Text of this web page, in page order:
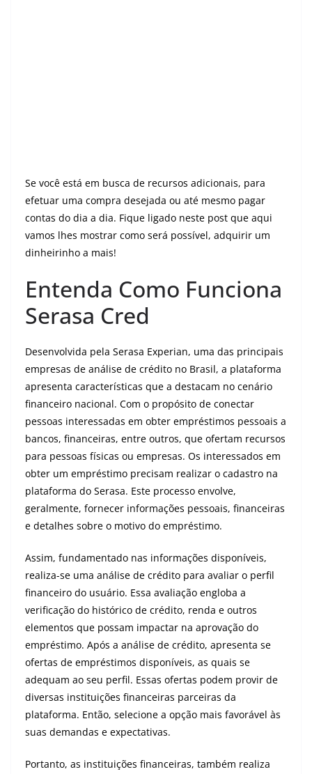
Se você está em busca de recursos adicionais, para
efetuar uma compra desejada ou até mesmo pagar
contas do dia a dia. Fique ligado neste post que aqui
vamos lhes mostrar como será possível, adquirir um
dinheirinho a mais!
Entenda Como Funciona
Serasa Cred
Desenvolvida pela Serasa Experian, uma das principais
empresas de análise de crédito no Brasil, a plataforma
apresenta características que a destacam no cenário
financeiro nacional. Com o propósito de conectar
pessoas interessadas em obter empréstimos pessoais a
bancos, financeiras, entre outros, que ofertam recursos
para pessoas físicas ou empresas. Os interessados em
obter um empréstimo precisam realizar o cadastro na
plataforma do Serasa. Este processo envolve,
geralmente, fornecer informações pessoais, financeiras
e detalhes sobre o motivo do empréstimo.
Assim, fundamentado nas informações disponíveis,
realiza-se uma análise de crédito para avaliar o perfil
financeiro do usuário. Essa avaliação engloba a
verificação do histórico de crédito, renda e outros
elementos que possam impactar na aprovação do
empréstimo. Após a análise de crédito, apresenta se
ofertas de empréstimos disponíveis, as quais se
adequam ao seu perfil. Essas ofertas podem provir de
diversas instituições financeiras parceiras da
plataforma. Então, selecione a opção mais favorável às
suas demandas e expectativas.
Portanto, as instituições financeiras, também realiza